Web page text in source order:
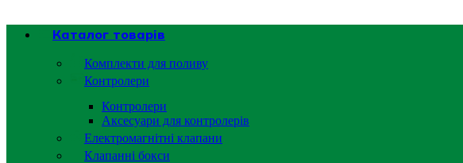
Каталог товарів
Комплекти для поливу
Контролери
Контролери
Аксесуари для контролерів
Електромагнітні клапани
Клапанні бокси